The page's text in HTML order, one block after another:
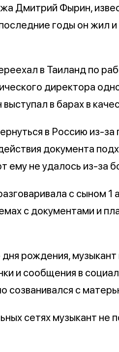
Дмитрий Фырин,
годы он жил
в Таиланд по
директора
в барах в
в Россию из-
документа
ему не удалось из-за
с сыном 1
с документами и
дня рождения,
и сообщения в
с
сетях музыкант не